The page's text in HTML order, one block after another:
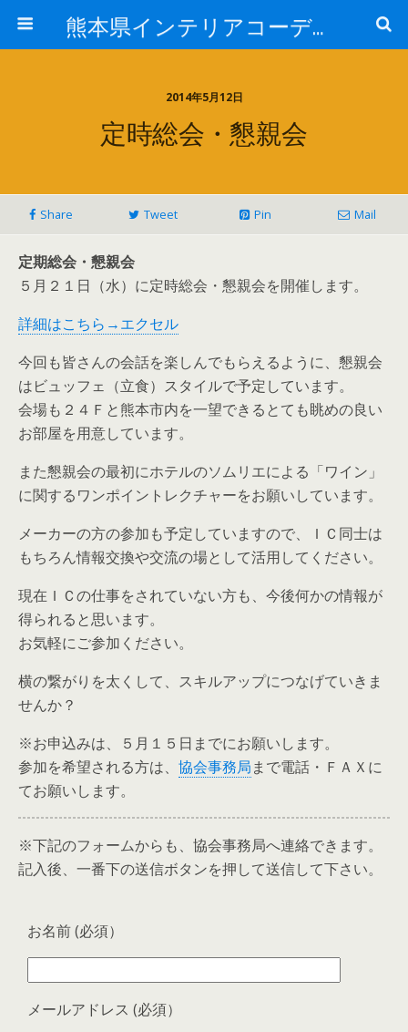
熊本県インテリアコーディネーター(IC)協会
2014年5月12日
定時総会・懇親会
Share Tweet Pin Mail
定期総会・懇親会
５月２１日（水）に定時総会・懇親会を開催します。
詳細はこちら→エクセル
今回も皆さんの会話を楽しんでもらえるように、懇親会
はビュッフェ（立食）スタイルで予定しています。
会場も２４Ｆと熊本市内を一望できるとても眺めの良い
お部屋を用意しています。
また懇親会の最初にホテルのソムリエによる「ワイン」
に関するワンポイントレクチャーをお願いしています。
メーカーの方の参加も予定していますので、ＩＣ同士は
もちろん情報交換や交流の場として活用してください。
現在ＩＣの仕事をされていない方も、今後何かの情報が
得られると思います。
お気軽にご参加ください。
横の繋がりを太くして、スキルアップにつなげていきま
せんか？
※お申込みは、５月１５日までにお願いします。
参加を希望される方は、 協会事務局まで電話・ＦＡＸに
てお願いします。
※下記のフォームからも、協会事務局へ連絡できます。
記入後、一番下の送信ボタンを押して送信して下さい。
お名前 (必須）
メールアドレス (必須）